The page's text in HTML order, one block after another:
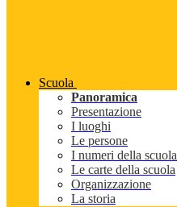
Scuola
Panoramica
Presentazione
I luoghi
Le persone
I numeri della scuola
Le carte della scuola
Organizzazione
La storia